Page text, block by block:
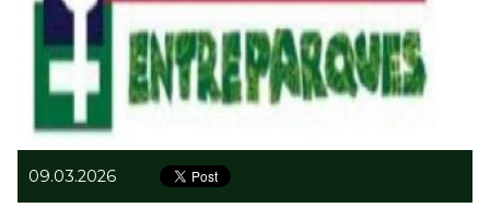
09.03.2026